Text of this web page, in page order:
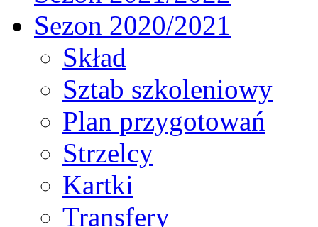
Sezon 2020/2021
Skład
Sztab szkoleniowy
Plan przygotowań
Strzelcy
Kartki
Transfery